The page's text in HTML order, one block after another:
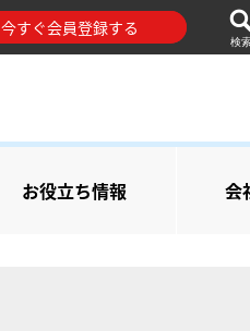
今すぐ会員登録する
検
お役立ち情報 会